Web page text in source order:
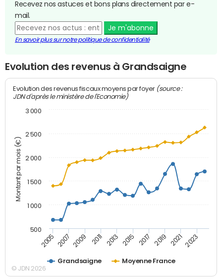
Recevez nos astuces et bons plans directement par e-
mail.
Je m'abonne
En savoir plus sur notre politique de confidentialité
Evolution des revenus à Grandsaigne
Montant par mois (€)
Evolution des revenus fiscaux moyens par foyer (source :
JDN d'après le ministère de l'Economie)
Grandsaigne Moyenne France
2005 2007 2009 2011 2013 2015 2017 2019 2021 2023
500
1 000
1 500
2 000
2 500
3 000
© JDN 2026